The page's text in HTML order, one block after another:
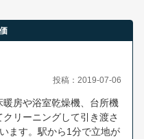
投稿：2019-07-06
房や浴室乾燥機、台所機
リーニングして引き渡さ
ます。駅から1分で立地が